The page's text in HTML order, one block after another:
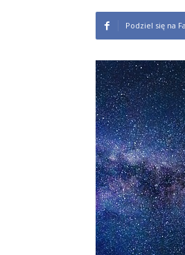
Podziel się na